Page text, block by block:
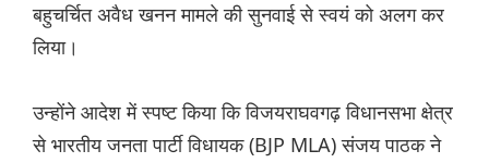
बहुचर्चित अवैध खनन मामले की सुनवाई से स्वयं को अलग कर
लिया।
उन्होंने आदेश में स्पष्ट किया कि विजयरा‍घवगढ़ विधानसभा क्षेत्र
से भारतीय जनता पार्टी विधायक (BJP MLA) संजय पाठक ने